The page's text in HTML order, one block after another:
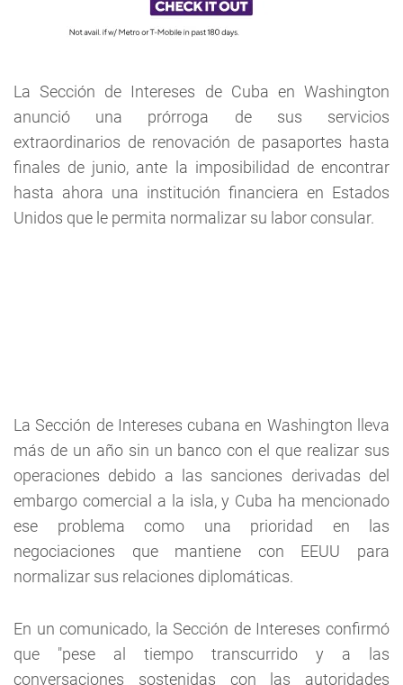
La Sección de Intereses de Cuba en Washington
anunció una prórroga de sus servicios
extraordinarios de renovación de pasaportes hasta
finales de junio, ante la imposibilidad de encontrar
hasta ahora una institución financiera en Estados
Unidos que le permita normalizar su labor consular.
La Sección de Intereses cubana en Washington lleva
más de un año sin un banco con el que realizar sus
operaciones debido a las sanciones derivadas del
embargo comercial a la isla, y Cuba ha mencionado
ese problema como una prioridad en las
negociaciones que mantiene con EEUU para
normalizar sus relaciones diplomáticas.
En un comunicado, la Sección de Intereses confirmó
que "pese al tiempo transcurrido y a las
conversaciones sostenidas con las autoridades